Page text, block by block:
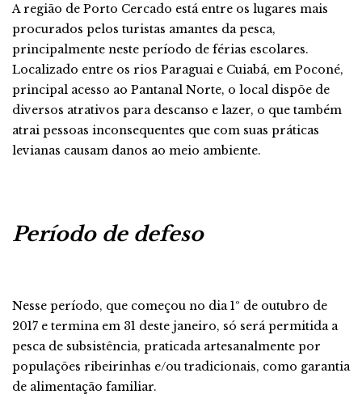
A região de Porto Cercado está entre os lugares mais
procurados pelos turistas amantes da pesca,
principalmente neste período de férias escolares.
Localizado entre os rios Paraguai e Cuiabá, em Poconé,
principal acesso ao Pantanal Norte, o local dispõe de
diversos atrativos para descanso e lazer, o que também
atrai pessoas inconsequentes que com suas práticas
levianas causam danos ao meio ambiente.
Período de defeso
Nesse período, que começou no dia 1º de outubro de
2017 e termina em 31 deste janeiro, só será permitida a
pesca de subsistência, praticada artesanalmente por
populações ribeirinhas e/ou tradicionais, como garantia
de alimentação familiar.